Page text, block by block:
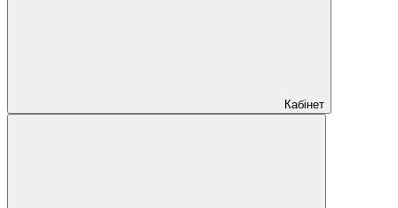
Кабінет